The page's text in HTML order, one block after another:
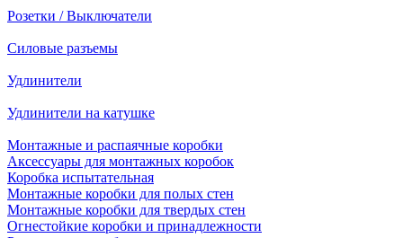
Розетки / Выключатели
Силовые разъемы
Удлинители
Удлинители на катушке
Монтажные и распаячные коробки
Аксессуары для монтажных коробок
Коробка испытательная
Монтажные коробки для полых стен
Монтажные коробки для твердых стен
Огнестойкие коробки и принадлежности